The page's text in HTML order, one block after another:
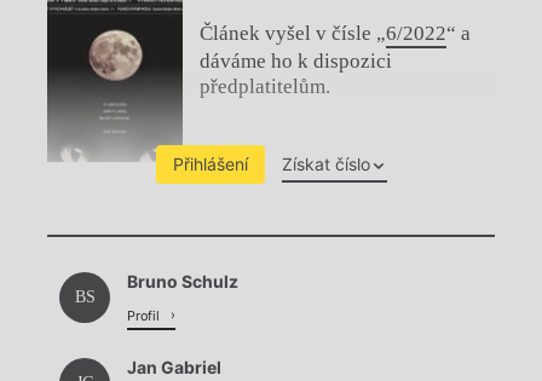
Článek vyšel v čísle „6/2022“ a
dáváme ho k dispozici
předplatitelům.
Přihlášení Získat číslo
Chviličku.
Načítá se.
BS
Bruno Schulz
Profil
Jan Gabriel